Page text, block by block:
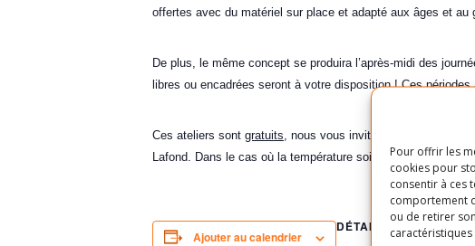
Pour offrir les
cookies pour
consentir à ces
comportement
ou de retirer
offertes avec du matériel sur place et adapté aux âges et
De plus, le même concept se produira l’après-midi des
libres ou encadrées seront à votre disposition ! Ces
Ces ateliers sont gratuits, nous vous invitons toutefois à
Lafond. Dans le cas où la température soit mauvaise ou
Ajouter au calendrier
DÉTAILS